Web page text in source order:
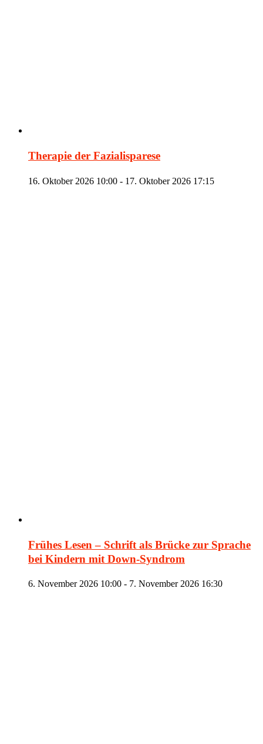
Therapie der Fazialisparese
16. Oktober 2026 10:00 - 17. Oktober 2026 17:15
Frühes Lesen – Schrift als Brücke zur Sprache
bei Kindern mit Down-Syndrom
6. November 2026 10:00 - 7. November 2026 16:30